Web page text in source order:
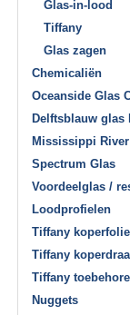
Glas-in-lood
Tiffany
Glas zagen
Chemicaliën
Oceanside Glas
Delftsblauw glas
Mississippi
Spectrum Glas
Voordeelglas /
Loodprofielen
Tiffany koperfolie
Tiffany
Tiffany
Nuggets